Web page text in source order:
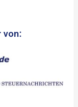
von: